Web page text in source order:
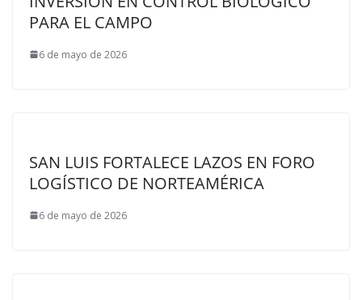
PARA EL CAMPO
6 de mayo de 2026
SAN LUIS FORTALECE LAZOS EN FORO
LOGÍSTICO DE NORTEAMÉRICA
6 de mayo de 2026